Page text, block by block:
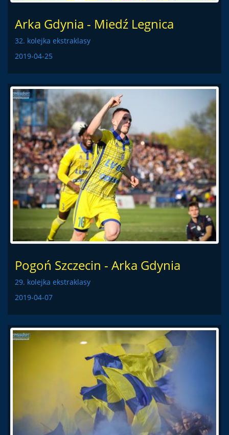
Arka Gdynia - Miedź Legnica
32. kolejka ekstraklasy
2019-04-25
Pogoń Szczecin - Arka Gdynia
29. kolejka ekstraklasy
2019-04-07